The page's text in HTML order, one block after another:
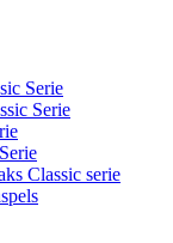
Serie
Serie
Classic serie